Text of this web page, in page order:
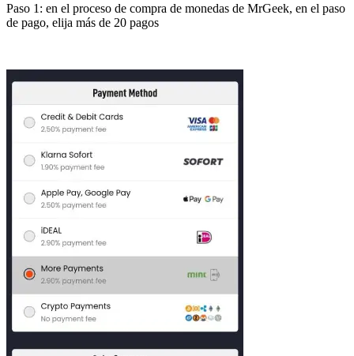
Paso 1: en el proceso de compra de monedas de MrGeek, en el paso
de pago, elija más de 20 pagos